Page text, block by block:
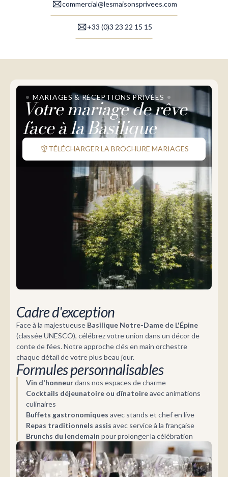
commercial@lesmaisonsprivees.com
+33 (0)3 23 22 15 15
MARIAGES & RÉCEPTIONS PRIVÉES
Votre mariage de rêve
face à la Basilique
TÉLÉCHARGER LA BROCHURE MARIAGES
Cadre d'exception
Face à la majestueuse Basilique Notre-Dame de L'Épine
(classée UNESCO), célébrez votre union dans un décor de
conte de fées. Notre approche clés en main orchestre
chaque détail de votre plus beau jour.
Formules personnalisables
Vin d'honneurdans nos espaces de charme
Cocktails déjeunatoire ou dînatoireavec animations
culinaires
Buffets gastronomiques avec stands et chef en live
Repas traditionnels assis avec service à la française
Brunchs du lendemain pour prolonger la célébration